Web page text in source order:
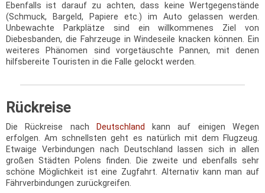
Ebenfalls ist darauf zu achten, dass keine Wertgegenstände
(Schmuck, Bargeld, Papiere etc.) im Auto gelassen werden.
Unbewachte Parkplätze sind ein willkommenes Ziel von
Diebesbanden, die Fahrzeuge in Windeseile knacken können. Ein
weiteres Phänomen sind vorgetäuschte Pannen, mit denen
hilfsbereite Touristen in die Falle gelockt werden.
Rückreise
Die Rückreise nach Deutschland
kann auf einigen Wegen
erfolgen. Am schnellsten geht es natürlich mit dem Flugzeug.
Etwaige Verbindungen nach Deutschland lassen sich in allen
großen Städten Polens finden. Die zweite und ebenfalls sehr
schöne Möglichkeit ist eine Zugfahrt. Alternativ kann man auf
Fährverbindungen zurückgreifen.